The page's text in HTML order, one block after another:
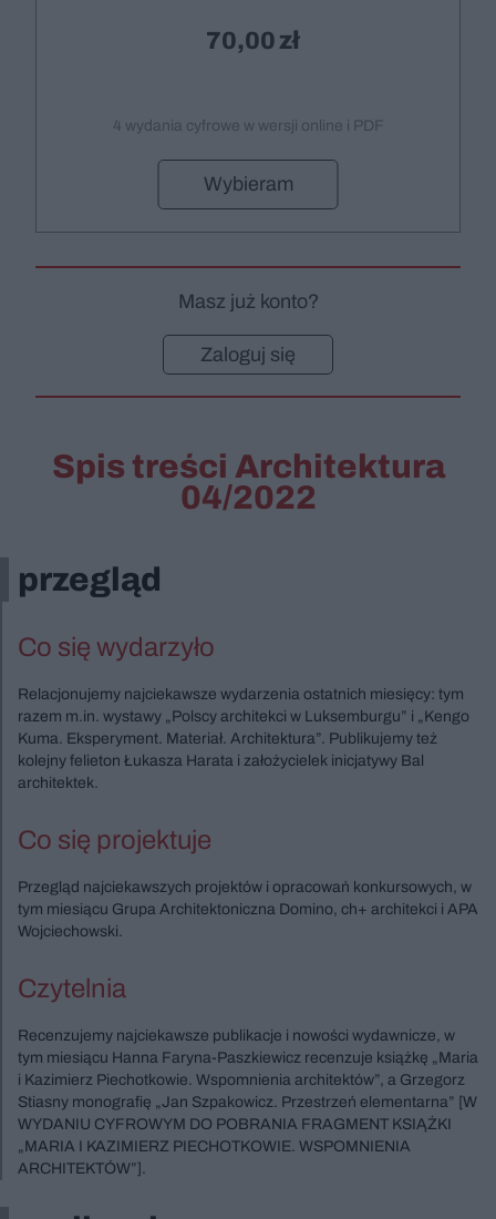
70,00
4 wydania cyfrowe w wersji online i PDF
Wybieram
Masz już konto?
Zaloguj się
Spis treści Architektura
04/2022
przegląd
Co się wydarzyło
Relacjonujemy najciekawsze wydarzenia ostatnich miesięcy: tym
razem m.in. wystawy „Polscy architekci w Luksemburgu” i „Kengo
Kuma. Eksperyment. Materiał. Architektura”. Publikujemy też
kolejny felieton Łukasza Harata i założycielek inicjatywy Bal
architektek.
Co się projektuje
Przegląd najciekawszych projektów i opracowań konkursowych, w
tym miesiącu Grupa Architektoniczna Domino, ch+ architekci i APA
Wojciechowski.
Czytelnia
Recenzujemy najciekawsze publikacje i nowości wydawnicze, w
tym miesiącu Hanna Faryna-Paszkiewicz recenzuje książkę „Maria
i Kazimierz Piechotkowie. Wspomnienia architektów”, a Grzegorz
Stiasny monografię „Jan Szpakowicz. Przestrzeń elementarna” [W
WYDANIU CYFROWYM DO POBRANIA FRAGMENT KSIĄŻKI
„MARIA I KAZIMIERZ PIECHOTKOWIE. WSPOMNIENIA
ARCHITEKTÓW”].